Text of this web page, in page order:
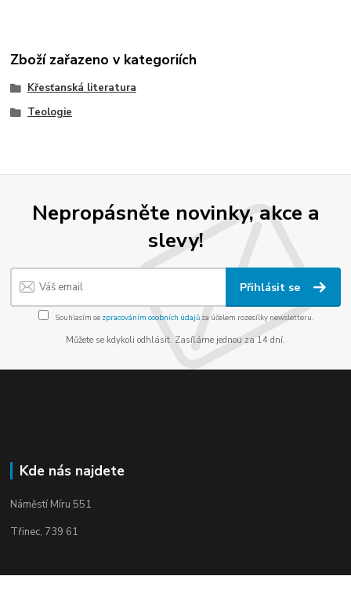
Zboží zařazeno v kategoriích
Křesťanská literatura
Teologie
Nepropásněte novinky, akce a
slevy!
Přihlásit se
Souhlasím se zpracováním osobních údajůza účelem rozesílky newsletteru.
Můžete se kdykoli odhlásit. Zasíláme jednou za 14 dní.
Kde nás najdete
Náměstí Míru 551
Třinec, 739 61